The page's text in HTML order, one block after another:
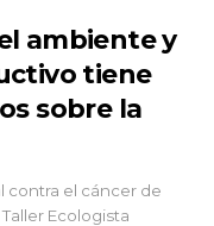
ambiente y
tiene
sobre la
contra el cáncer de
Ecologista